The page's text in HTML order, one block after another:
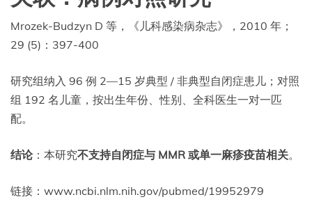
Mrozek-Budzyn D 等，《儿科感染病杂志》，2010 年；
29 (5)：397-400
研究组纳入 96 例 2—15 岁典型 / 非典型自闭症患儿；对照
组 192 名儿童，按出生年份、性别、全科医生一对一匹
配。
结论：本研究不支持自闭症与 MMR 或单一麻疹疫苗相关。
链接：www.ncbi.nlm.nih.gov/pubmed/19952979